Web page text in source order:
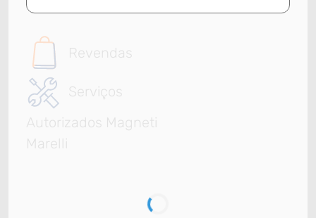
Revendas
Serviços
Autorizados Magneti
Marelli